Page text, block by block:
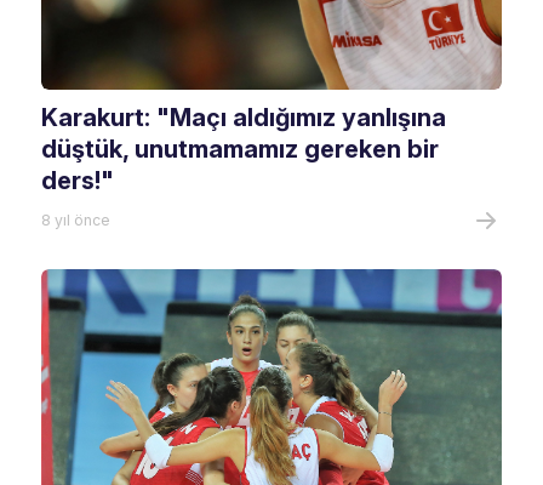
Karakurt: "Maçı aldığımız yanlışına
düştük, unutmamamız gereken bir
ders!"
8 yıl önce